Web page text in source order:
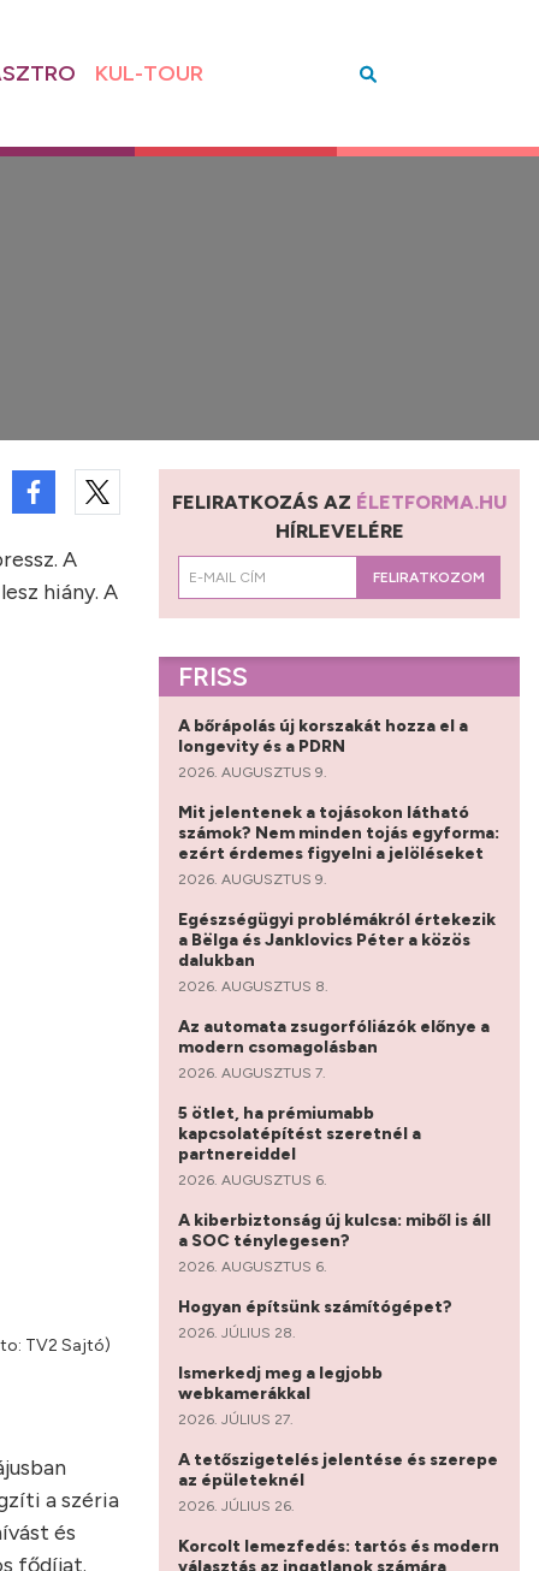
KUL-TOUR
A
hiány. A
TV2 Sajtó)
a széria
és
fődíjat.
FELIRATKOZÁS AZ ÉLETFORMA.HU
HÍRLEVELÉRE
FELIRATKOZOM
FRISS
A bőrápolás új korszakát hozza el a
longevity és a PDRN
2026. AUGUSZTUS 9.
Mit jelentenek a tojásokon látható
számok? Nem minden tojás egyforma:
ezért érdemes figyelni a jelöléseket
2026. AUGUSZTUS 9.
Egészségügyi problémákról értekezik
a Bëlga és Janklovics Péter a közös
dalukban
2026. AUGUSZTUS 8.
Az automata zsugorfóliázók előnye a
modern csomagolásban
2026. AUGUSZTUS 7.
5 ötlet, ha prémiumabb
kapcsolatépítést szeretnél a
partnereiddel
2026. AUGUSZTUS 6.
A kiberbiztonság új kulcsa: miből is áll
a SOC ténylegesen?
2026. AUGUSZTUS 6.
Hogyan építsünk számítógépet?
2026. JÚLIUS 28.
Ismerkedj meg a legjobb
webkamerákkal
2026. JÚLIUS 27.
A tetőszigetelés jelentése és szerepe
az épületeknél
2026. JÚLIUS 26.
Korcolt lemezfedés: tartós és modern
választás az ingatlanok számára